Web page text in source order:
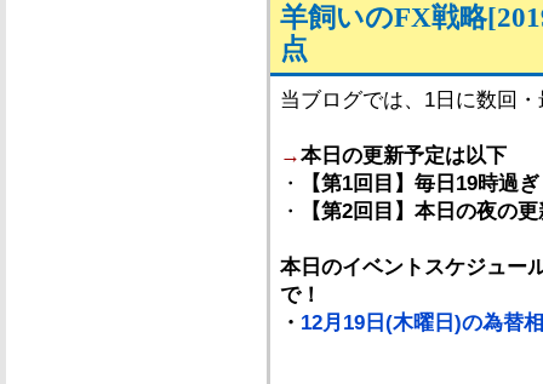
羊飼いのFX戦略
点
当ブログでは、1日に数回
→本日の更新予定は以下
・
【第1回目】毎日19時過
・
【第2回目】本日の夜の
本日のイベントスケジュー
で！
・ 12月19日(木曜日)の為替